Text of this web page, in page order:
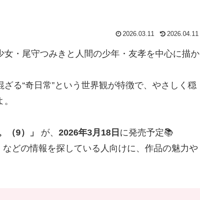
2026.03.11 2026.04.11
女・尾守つみきと人間の少年・友孝を中心に描か
る“奇日常”という世界観が特徴で、やさしく穏
（9）」 が、 2026年3月18日 に発売予定📚
どの情報を探している人向けに、作品の魅力や